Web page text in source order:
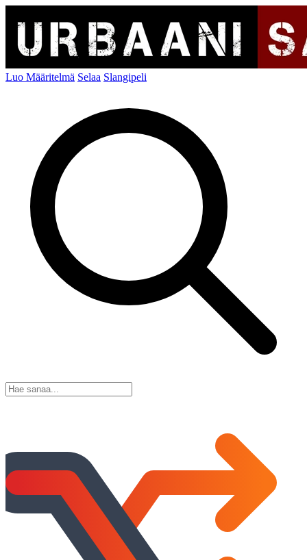
Luo Määritelmä Selaa Slangipeli